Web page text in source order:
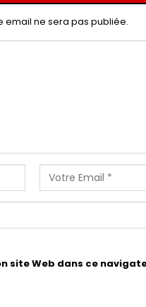
email ne sera pas publiée.
site Web dans ce